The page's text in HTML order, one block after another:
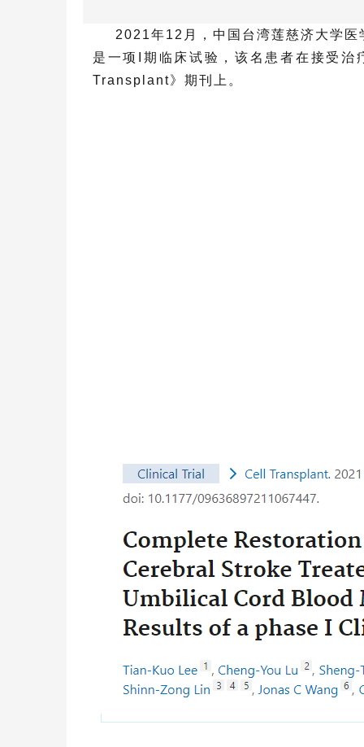
2021年12月，中国台湾莲慈济大学
是一项I期临床试验，该名患者在接受
Transplant》期刊上。